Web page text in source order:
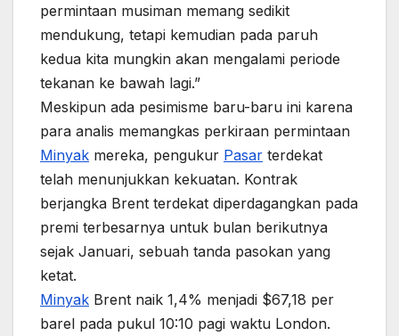
permintaan musiman memang sedikit
mendukung, tetapi kemudian pada paruh
kedua kita mungkin akan mengalami periode
tekanan ke bawah lagi.”
Meskipun ada pesimisme baru-baru ini karena
para analis memangkas perkiraan permintaan
Minyak mereka, pengukur Pasar terdekat
telah menunjukkan kekuatan. Kontrak
berjangka Brent terdekat diperdagangkan pada
premi terbesarnya untuk bulan berikutnya
sejak Januari, sebuah tanda pasokan yang
ketat.
Minyak Brent naik 1,4% menjadi $67,18 per
barel pada pukul 10:10 pagi waktu London.